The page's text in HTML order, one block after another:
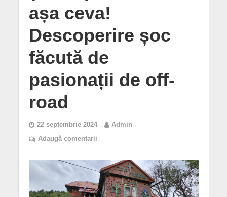
așa ceva!
Descoperire șoc
făcută de
pasionații de off-
road
22 septembrie 2024
Admin
Adaugă comentarii